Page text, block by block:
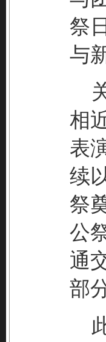
祭
与
相
表
续
祭
公
通
部